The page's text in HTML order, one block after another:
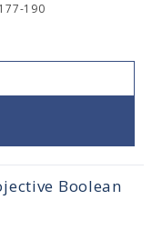
190
Boolean